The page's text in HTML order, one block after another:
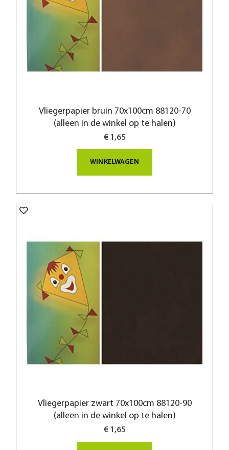
Vliegerpapier bruin 70x100cm 88120-70
(alleen in de winkel op te halen)
€ 1,65
WINKELWAGEN
Vliegerpapier zwart 70x100cm 88120-90
(alleen in de winkel op te halen)
€ 1,65